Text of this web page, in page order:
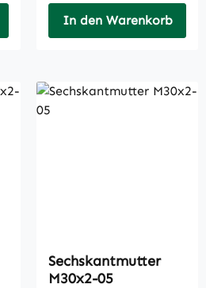
In den Warenkorb
Sechskantmutter
M30x2-05